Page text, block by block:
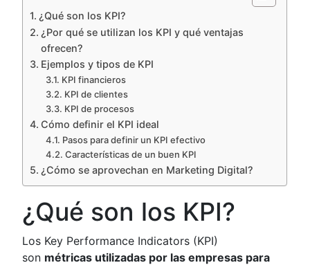
¿Qué son los KPI?
¿Por qué se utilizan los KPI y qué ventajas
ofrecen?
Ejemplos y tipos de KPI
KPI financieros
KPI de clientes
KPI de procesos
Cómo definir el KPI ideal
Pasos para definir un KPI efectivo
Características de un buen KPI
¿Cómo se aprovechan en Marketing Digital?
¿Qué son los KPI?
Los Key Performance Indicators (KPI)
son métricas utilizadas por las empresas para